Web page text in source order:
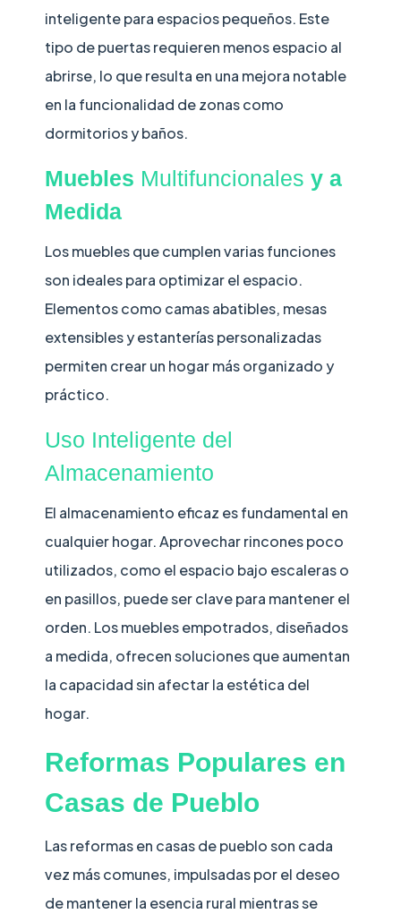
inteligente para espacios pequeños. Este
tipo de puertas requieren menos espacio al
abrirse, lo que resulta en una mejora notable
en la funcionalidad de zonas como
dormitorios y baños.
Muebles Multifuncionales y a
Medida
Los muebles que cumplen varias funciones
son ideales para optimizar el espacio.
Elementos como camas abatibles, mesas
extensibles y estanterías personalizadas
permiten crear un hogar más organizado y
práctico.
Uso Inteligente del
Almacenamiento
El almacenamiento eficaz es fundamental en
cualquier hogar. Aprovechar rincones poco
utilizados, como el espacio bajo escaleras o
en pasillos, puede ser clave para mantener el
orden. Los muebles empotrados, diseñados
a medida, ofrecen soluciones que aumentan
la capacidad sin afectar la estética del
hogar.
Reformas Populares en
Casas de Pueblo
Las reformas en casas de pueblo son cada
vez más comunes, impulsadas por el deseo
de mantener la esencia rural mientras se